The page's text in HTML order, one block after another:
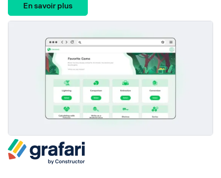
En savoir plus